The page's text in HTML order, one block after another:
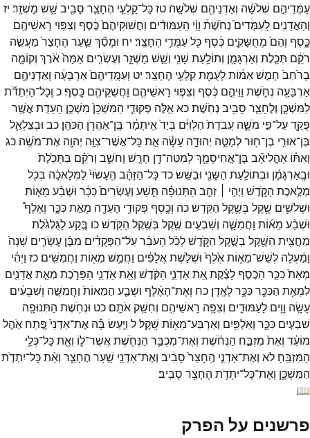
עַמֻּדֵיהֶ֣ם שְׁלֹשָׁ֔ה וְאַדְנֵיהֶ֖ם שְׁלֹשָֽׁה׃ טזכָּל־קַלְעֵ֧י הֶחָצֵ֛ר סָבִ֖יב שֵׁ֥שׁ מָשְׁזָֽר׃ יז
וְהָאֲדָנִ֣ים לָֽעַמֻּדִים֮ נְחֹשֶׁת֒ וָוֵ֨י הָֽעַמּוּדִ֜ים וַחֲשׁוּקֵיהֶם֙כֶּ֔סֶף וְצִפּ֥וּי רָאשֵׁיהֶ֖ם
כָּ֑סֶף וְהֵם֙ מְחֻשָּׁקִ֣ים כֶּ֔סֶף כֹּ֖לעַמֻּדֵ֥י הֶחָצֵֽר׃ יח וּמָסַ֞ךְ שַׁ֤עַר הֶחָצֵר֙ מַעֲשֵׂ֣ה
רֹקֵ֔ם תְּכֵ֧לֶת וְאַרְגָּמָ֛ן וְתוֹלַ֥עַת שָׁנִ֖י וְשֵׁ֣שׁ מָשְׁזָ֑ר וְעֶשְׂרִ֤ים אַמָּה֙אֹ֔רֶךְ וְקוֹמָ֤ה
בְרֹ֙חַב֙ חָמֵ֣שׁאַמּ֔וֹתלְעֻמַּ֖תקַלְעֵ֥י הֶחָצֵֽר׃ יט וְעַמֻּֽדֵיהֶם֙אַרְבָּעָ֔ה וְאַדְנֵיהֶ֥ם
אַרְבָּעָ֖ה נְחֹ֑שֶׁת וָוֵיהֶ֣ם כֶּ֔סֶף וְצִפּ֧וּי רָאשֵׁיהֶ֛ם וַחֲשֻׁקֵיהֶ֖ם כָּֽסֶף׃ כ וְֽכָל־הַיְתֵדֹ֞ת
לַמִּשְׁכָּ֧ן וְלֶחָצֵ֛ר סָבִ֖יב נְחֹֽשֶׁת׃כאאֵ֣לֶּה פְקוּדֵ֤י הַמִּשְׁכָּן֙ מִשְׁכַּ֣ן הָעֵדֻ֔תאֲשֶׁ֥ר
פֻּקַּ֖דעַל־פִּ֣י מֹשֶׁ֑ה עֲבֹדַת֙ הַלְוִיִּ֔ם בְּיַד֙אִֽיתָמָ֔ר בֶּֽן־אַהֲרֹ֖ן הַכֹּהֵֽן׃ כב וּבְצַלְאֵ֛ל
בֶּן־אוּרִ֥י בֶן־ח֖וּרלְמַטֵּ֣ה יְהוּדָ֑ה עָשָׂ֕ה אֵ֛תכָּל־אֲשֶׁר־צִוָּ֥ה יְהוָ֖ה אֶת־מֹשֶֽׁה׃ כג
וְאִתּ֗וֹ אָהֳלִיאָ֞ב בֶּן־אֲחִיסָמָ֛ךְלְמַטֵּה־דָ֖ן חָרָ֣שׁ וְחֹשֵׁ֑ב וְרֹקֵ֗ם בַּתְּכֵ֙לֶת֙
וּבָֽאַרְגָּמָ֔ן וּבְתוֹלַ֥עַת הַשָּׁנִ֖י וּבַשֵּֽׁשׁ׃כדכָּל־הַזָּהָ֗ב הֶֽעָשׂוּי֙לַמְּלָאכָ֔ה בְּכֹ֖ל
מְלֶ֣אכֶת הַקֹּ֑דֶשׁ וַיְהִ֣י ׀ זְהַ֣ב הַתְּנוּפָ֗ה תֵּ֤שַׁע וְעֶשְׂרִים֙כִּכָּ֔ר וּשְׁבַ֨ע מֵא֧וֹת
וּשְׁלֹשִׁ֛ים שֶׁ֖קֶל בְּשֶׁ֥קֶל הַקֹּֽדֶשׁ׃כה וְכֶ֛סֶף פְּקוּדֵ֥י הָעֵדָ֖ה מְאַ֣תכִּכָּ֑ר וְאֶלֶף֩
וּשְׁבַ֨ע מֵא֜וֹת וַחֲמִשָּׁ֧ה וְשִׁבְעִ֛ים שֶׁ֖קֶל בְּשֶׁ֥קֶל הַקֹּֽדֶשׁ׃כו בֶּ֚קַעלַגֻּלְגֹּ֔לֶת
מַחֲצִ֥ית הַשֶּׁ֖קֶל בְּשֶׁ֣קֶל הַקֹּ֑דֶשׁלְכֹ֨ל הָעֹבֵ֜רעַל־הַפְּקֻדִ֗ים מִבֶּ֨ן עֶשְׂרִ֤ים שָׁנָה֙
וָמַ֔עְלָה לְשֵׁשׁ־מֵא֥וֹתאֶ֙לֶף֙ וּשְׁלֹ֣שֶׁתאֲלָפִ֔ים וַחֲמֵ֥שׁ מֵא֖וֹת וַחֲמִשִּֽׁים׃ כז וַיְהִ֗י
מְאַת֙כִּכַּ֣ר הַכֶּ֔סֶף לָצֶ֗קֶתאֵ֚תאַדְנֵ֣י הַקֹּ֔דֶשׁ וְאֵ֖תאַדְנֵ֣י הַפָּרֹ֑כֶת מְאַ֧תאֲדָנִ֛ים
לִמְאַ֥ת הַכִּכָּ֖רכִּכָּ֥רלָאָֽדֶן׃ כח וְאֶת־הָאֶ֜לֶף וּשְׁבַ֤ע הַמֵּאוֹת֙ וַחֲמִשָּׁ֣ה וְשִׁבְעִ֔ים
עָשָׂ֥ה וָוִ֖ים לָעַמּוּדִ֑ים וְצִפָּ֥ה רָאשֵׁיהֶ֖ם וְחִשַּׁ֥ק אֹתָֽם׃ כט וּנְחֹ֥שֶׁת הַתְּנוּפָ֖ה
שִׁבְעִ֣ים כִּכָּ֑ר וְאַלְפַּ֥יִם וְאַרְבַּע־מֵא֖וֹת שָֽׁקֶל׃ל וַיַּ֣עַשׂ בָּ֗הּ אֶת־אַדְנֵי֙ פֶּ֚תַח אֹ֣הֶל
מוֹעֵ֔ד וְאֵת֙ מִזְבַּ֣ח הַנְּחֹ֔שֶׁת וְאֶת־מִכְבַּ֥ר הַנְּחֹ֖שֶׁתאֲשֶׁר־ל֑וֹ וְאֵ֖תכָּל־כְּלֵ֥י
הַמִּזְבֵּֽחַ׃ לא וְאֶת־אַדְנֵ֤י הֶֽחָצֵר֙ סָבִ֔יב וְאֶת־אַדְנֵ֖י שַׁ֣עַר הֶחָצֵ֑ר וְאֵ֨תכָּל־יִתְדֹ֧ת
הַמִּשְׁכָּ֛ן וְאֶת־כָּל־יִתְדֹ֥ת הֶחָצֵ֖ר סָבִֽיב׃
📖
פרשנים על הפרק